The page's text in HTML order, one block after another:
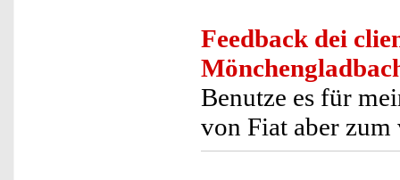
Feedback dei
Benutze es für
von Fiat aber zum